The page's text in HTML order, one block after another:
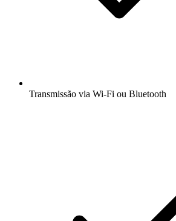
Transmissão via Wi-Fi ou Bluetooth